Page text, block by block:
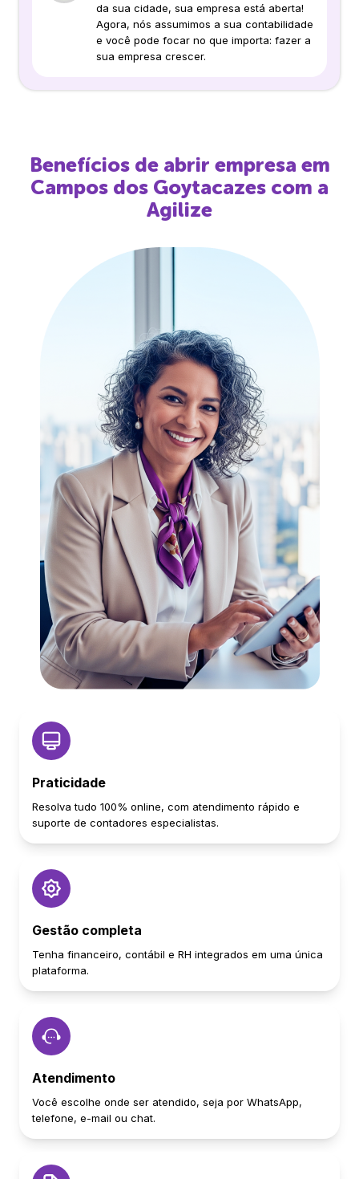
da sua cidade, sua empresa está aberta!
Agora, nós assumimos a sua contabilidade
e você pode focar no que importa: fazer a
sua empresa crescer.
Benefícios de abrir empresa em
Campos dos Goytacazes com a
Agilize
Praticidade
Resolva tudo 100% online, com atendimento rápido e
suporte de contadores especialistas.
Gestão completa
Tenha financeiro, contábil e RH integrados em uma única
plataforma.
Atendimento
Você escolhe onde ser atendido, seja por WhatsApp,
telefone, e-mail ou chat.